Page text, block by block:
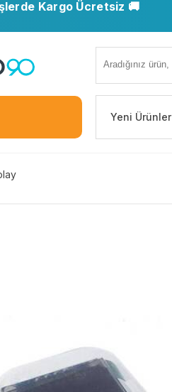
Kargo Ücretsiz 🚚
Yeni Ürünler